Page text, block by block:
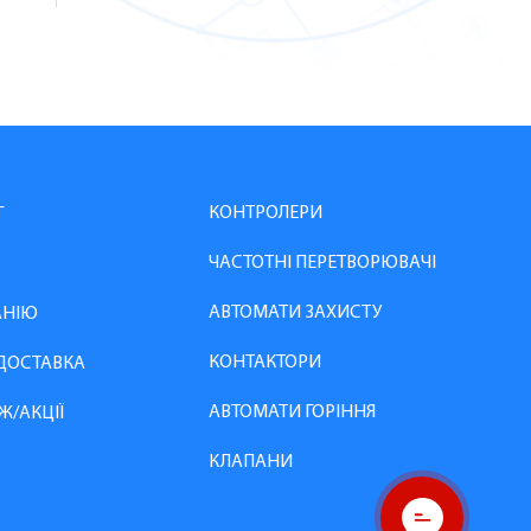
АКЦІЇ
КОНТРОЛЕРИ
ЧАСТОТНІ ПЕРЕТВОРЮВАЧІ
АВТОМАТИ ЗАХИСТУ
КОНТАКТОРИ
АВТОМАТИ ГОРІННЯ
КЛАПАНИ